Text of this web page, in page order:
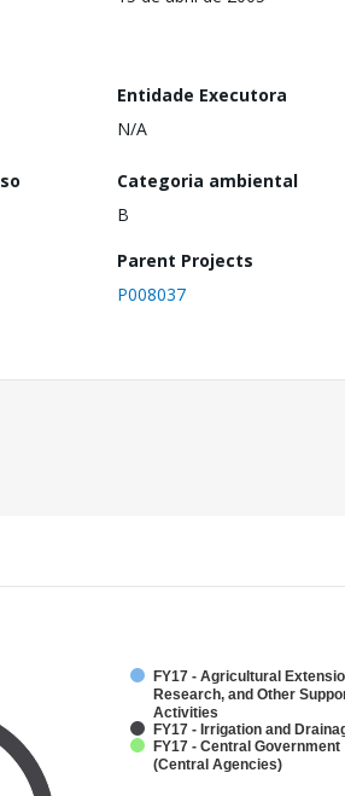
Entidade Executora
N/A
Categoria ambiental
B
Parent Projects
P008037
FY17 - Agricultural
Research, and Other
Activities
FY17 - Irrigation and
FY17 - Central Government
(Central Agencies)